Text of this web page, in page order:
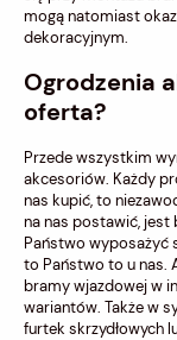
mogą natomiast
dekoracyjnym.
Ogrodzenia
oferta?
Przede wszystkim
akcesoriów. Każdy
nas kupić, to
na nas postawić,
Państwo wyposażyć
to Państwo to u nas.
bramy wjazdowej w
wariantów. Także w
furtek skrzydłowych